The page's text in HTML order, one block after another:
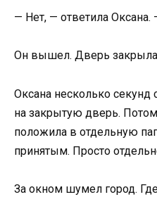
— Нет, — ответила Оксана.
Он вышел. Дверь
Оксана несколько секунд
на закрытую дверь.
положила в отдельную
принятым. Просто
За окном шумел город.